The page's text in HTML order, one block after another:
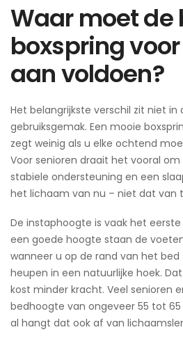
Waar moet de
boxspring
aan voldoen?
Het belangrijkste verschil zit niet in
gebruiksgemak. Een mooie
zegt weinig als u elke ochtend
Voor senioren draait het vooral
stabiele ondersteuning en een
het lichaam van nu – niet dat van
De instaphoogte is vaak het
een goede hoogte staan de
wanneer u op de rand van het
heupen in een natuurlijke hoek.
kost minder kracht. Veel senioren
bedhoogte van ongeveer 55 tot
al hangt dat ook af van